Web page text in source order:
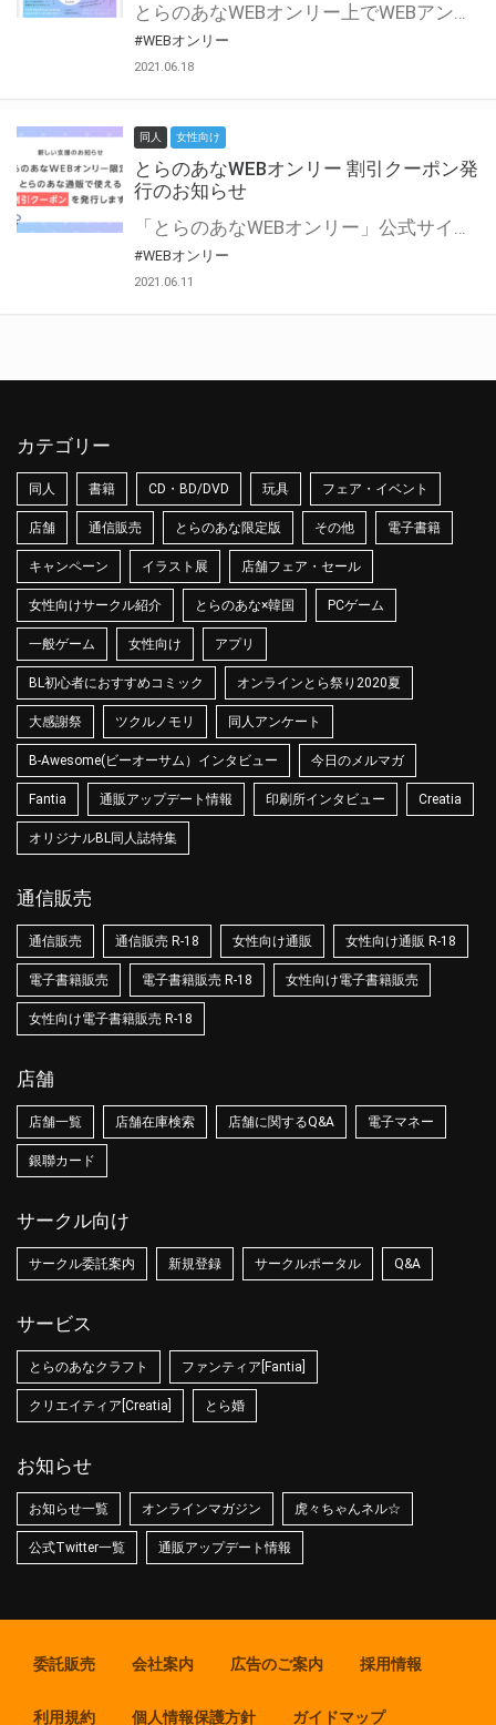
とらのあなWEBオンリー上でWEBアンソロジーが作成できる「記念コメント」について、その使い方や作成手順を解説します！ 支援タイプを「サークル参加型」「サークル参加型・マルシェ(イベント会場)機能付き」でお申し込みいただいている主催者様はぜひご活用ください♪ とらのあなWEBオンリーサイトはこちら
#WEBオンリー
2021.06.18
同人 女性向け
とらのあなWEBオンリー 割引クーポン発
行のお知らせ
「とらのあなWEBオンリー」公式サイトでとらのあな通販の「割引クーポン」を配布中！ イベントごとに開催当日限定で使える割引クーポンのシリアルコードを発行します。 とらのあなWEBオンリーのページをチェックして、イベント当日にお得にお買い物を楽しみましょう♪ ※本キャンペーンは予告なく終了する場合がございます。 とらのあなWEBオンリーサイトはこちら
#WEBオンリー
2021.06.11
カテゴリー
同人 書籍 CD・BD/DVD 玩具 フェア・イベント
店舗 通信販売 とらのあな限定版 その他 電子書籍
キャンペーン イラスト展 店舗フェア・セール
女性向けサークル紹介 とらのあな×韓国 PCゲーム
一般ゲーム 女性向け アプリ
BL初心者におすすめコミック オンラインとら祭り2020夏
大感謝祭 ツクルノモリ 同人アンケート
B-Awesome(ビーオーサム）インタビュー 今日のメルマガ
Fantia 通販アップデート情報 印刷所インタビュー Creatia
オリジナルBL同人誌特集
通信販売
通信販売 通信販売 R-18 女性向け通販 女性向け通販 R-18
電子書籍販売 電子書籍販売 R-18 女性向け電子書籍販売
女性向け電子書籍販売 R-18
店舗
店舗一覧 店舗在庫検索 店舗に関するQ&A 電子マネー
銀聯カード
サークル向け
サークル委託案内 新規登録 サークルポータル Q&A
サービス
とらのあなクラフト ファンティア[Fantia]
クリエイティア[Creatia] とら婚
お知らせ
お知らせ一覧 オンラインマガジン 虎々ちゃんネル☆
公式Twitter一覧 通販アップデート情報
委託販売 会社案内 広告のご案内 採用情報
利用規約 個人情報保護方針 ガイドマップ